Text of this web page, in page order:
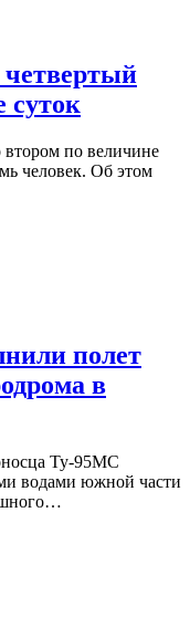
суток
втором по величине
человек. Об этом
полет
в
Ту-95МС
водами южной части